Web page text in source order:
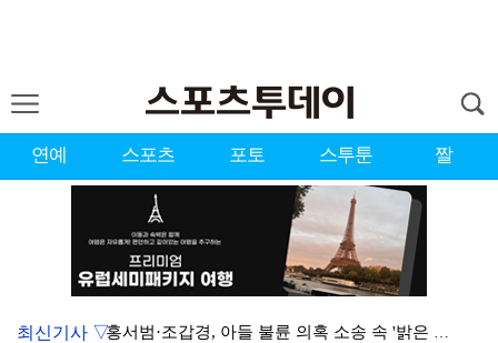
연예 스포츠 포토 스투툰 짤
홍서범·조갑경, 아들 불륜 의혹 소송 속 '밝은 근황'…
최신기사 ▽